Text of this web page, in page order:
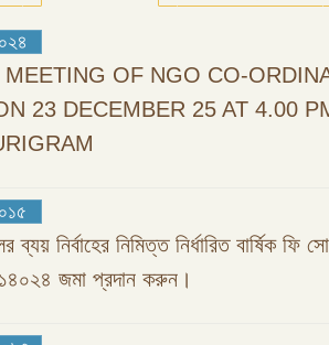
MEETING OF NGO CO-
23 DECEMBER 25 AT 4.00
ব্যয় নির্বাহের নিমিত্ত নির্ধারিত বার্ষিক ফি
জমা প্রদান করুন।